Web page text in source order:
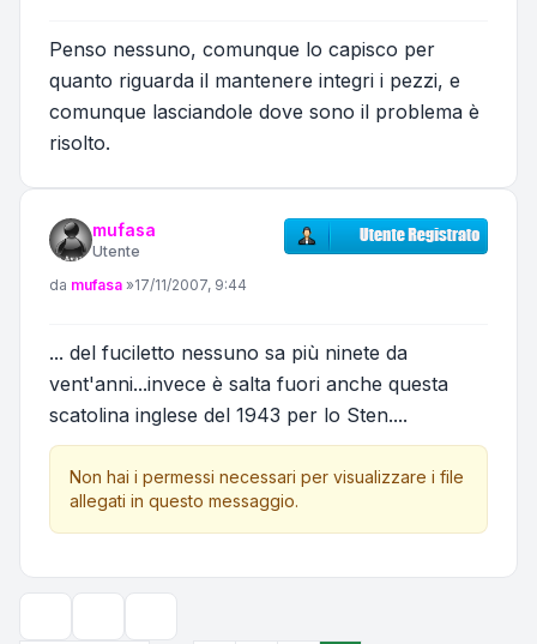
Penso nessuno, comunque lo capisco per
quanto riguarda il mantenere integri i pezzi, e
comunque lasciandole dove sono il problema è
risolto.
mufasa
Utente
Messaggio
da mufasa »17/11/2007, 9:44
... del fuciletto nessuno sa più ninete da
vent'anni...invece è salta fuori anche questa
scatolina inglese del 1943 per lo Sten....
Non hai i permessi necessari per visualizzare i file
allegati in questo messaggio.